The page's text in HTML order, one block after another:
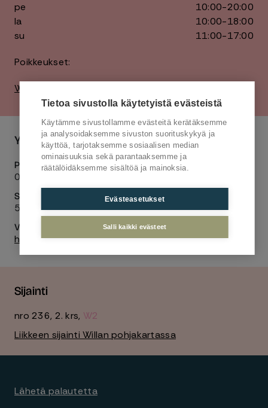
Tietoa sivustolla käytetyistä evästeistä
Käytämme sivustollamme evästeitä kerätäksemme
ja analysoidaksemme sivuston suorituskykyä ja
käyttöä, tarjotaksemme sosiaalisen median
ominaisuuksia sekä parantaaksemme ja
räätälöidäksemme sisältöä ja mainoksia.
Evästeasetukset
Salli kaikki evästeet
pe
10:00-20:00
la
10:00-18:00
su
11:00-17:00
Poikkeukset:
Willan poikkeusaukiolot
Yhteystiedot
Puhelinnumero
019 415 880
Sähköposti
522@ginatricot.com
Verkkosivu
https://www.ginatricot.com/fi/start
Sijainti
nro 236, 2. krs, W2
Liikkeen sijainti Willan pohjakartassa
Lähetä palautetta